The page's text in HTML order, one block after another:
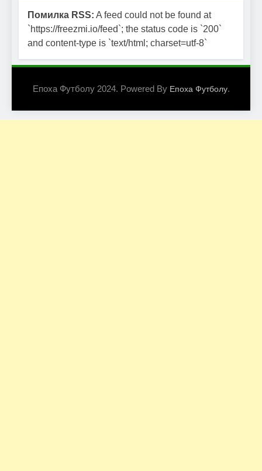
Помилка RSS: A feed could not be found at
`https://freezmi.io/feed`; the status code is `200`
and content-type is `text/html; charset=utf-8`
Епоха Футболу 2024. Powered By Епоха Футболу.